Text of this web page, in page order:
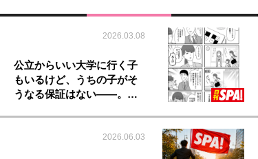
2026.03.08
公立からいい大学に行く子
もいるけど、うちの子がそ
うなる保証はない――。…
2026.06.03